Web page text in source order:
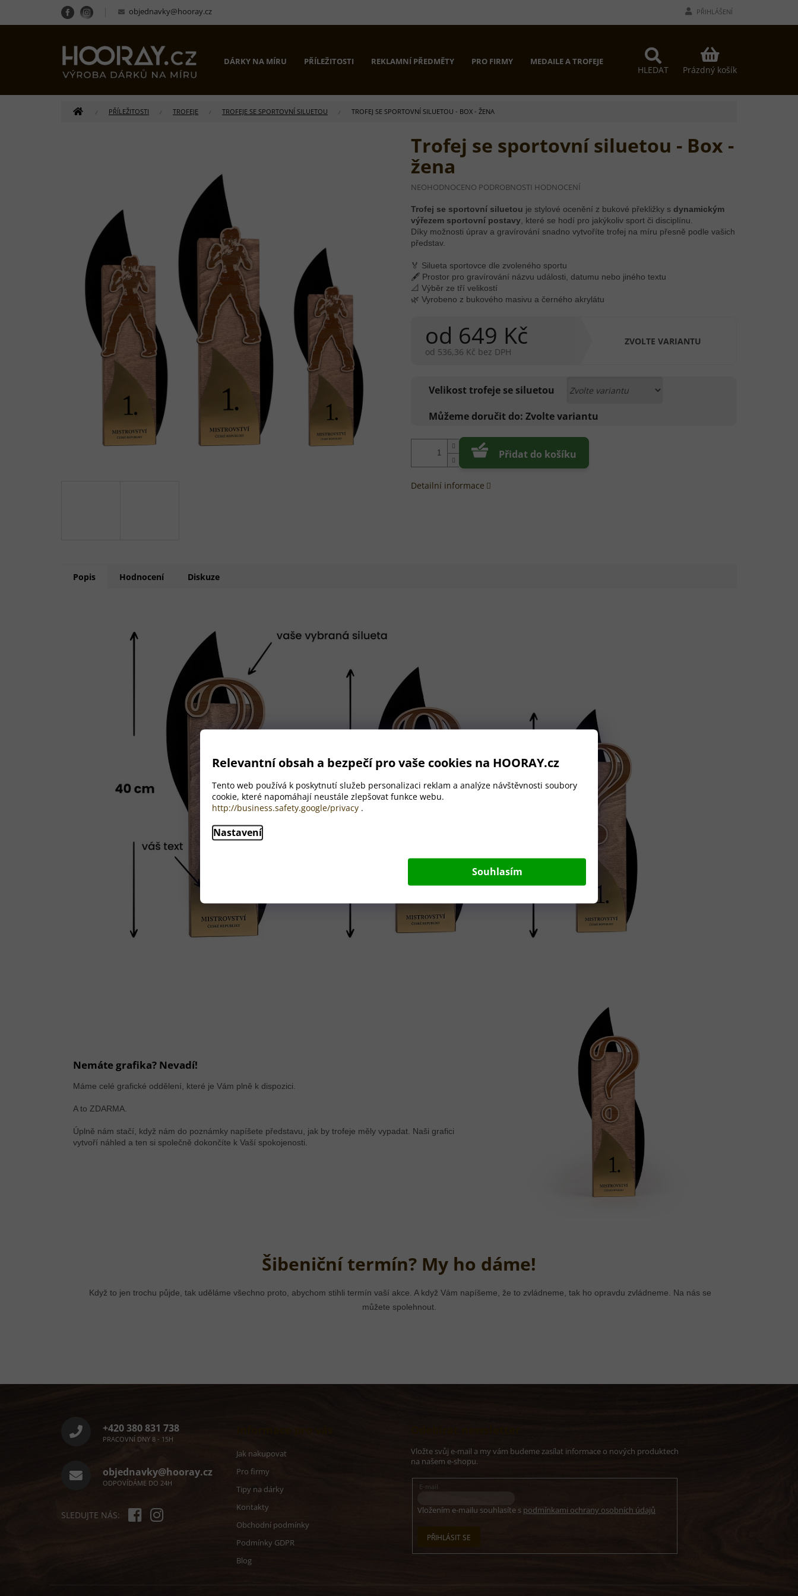
Relevantní obsah a bezpečí pro vaše cookies na HOORAY.cz
Tento web používá k poskytnutí služeb personalizaci reklam a analýze návštěvnosti soubory
cookie, které napomáhají neustále zlepšovat funkce webu.
http://business.safety.google/privacy .
Nastavení
Souhlasím
obsah
objednavky@hooray.cz PŘIHLÁŠENÍ
HLEDAT
NÁKUPNÍ
KOŠÍK
Prázdný košík
DÁRKY NA MÍRU PŘÍLEŽITOSTI REKLAMNÍ PŘEDMĚTY PRO FIRMY MEDAILE A TROFEJE PROČ MY? KONTAKTY
DOMŮ PŘÍLEŽITOSTI TROFEJE TROFEJE SE SPORTOVNÍ SILUETOU TROFEJ SE SPORTOVNÍ SILUETOU - BOX - ŽENA
Trofej se sportovní siluetou - Box -
žena
PRŮMĚRNÉ
PRODUKTU
JE
0,0
Z
5
NEOHODNOCENO PODROBNOSTI HODNOCENÍ
od 649 Kč
od 536,36 Kč bez DPH
ZVOLTE VARIANTU
Velikost trofeje se siluetou
Můžeme doručit do: Zvolte variantu
Přidat do košíku
Trofej se sportovní siluetou je stylové ocenění z bukové překližky s dynamickým
výřezem sportovní postavy, které se hodí pro jakýkoliv sport či disciplínu.
Díky možnosti úprav a gravírování snadno vytvoříte trofej na míru přesně podle vašich
představ.
🏅 Silueta sportovce dle zvoleného sportu
🖋 Prostor pro gravírování názvu události, datumu nebo jiného textu
📐 Výběr ze tří velikostí
🌿 Vyrobeno z bukového masivu a černého akrylátu
Detailní informace
Popis Hodnocení Diskuze
Nemáte grafika? Nevadí!
Máme celé grafické oddělení, které je Vám plně k dispozici.
A to ZDARMA.
Úplně nám stačí, když nám do poznámky napíšete představu, jak by trofeje měly vypadat. Naši grafici
vytvoří náhled a ten si společně dokončíte k Vaší spokojenosti.
Šibeniční termín? My ho dáme!
Když to jen trochu půjde, tak uděláme všechno proto, abychom stihli termín vaší akce. A když Vám napíšeme, že to zvládneme, tak ho opravdu zvládneme. Na nás se
můžete spolehnout.
+420 380 831 738
PRACOVNÍ DNY 8 - 15H
objednavky@hooray.cz
ODPOVÍDÁME DO 24H
SLEDUJTE NÁS:
Jak nakupovat
Pro firmy
Tipy na dárky
Kontakty
Obchodní podmínky
Podmínky GDPR
Blog
Vložte svůj e-mail a my vám budeme zasílat informace o nových produktech
na našem e-shopu.
E-mail
Vložením e-mailu souhlasíte s podmínkami ochrany osobních údajů
PŘIHLÁSIT SE